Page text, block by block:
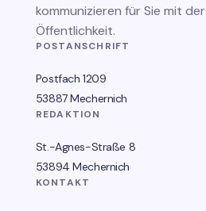
kommunizieren für Sie mit der
Öffentlichkeit.
POSTANSCHRIFT
Postfach 1209
53887 Mechernich
REDAKTION
St.-Agnes-Straße 8
53894 Mechernich
KONTAKT